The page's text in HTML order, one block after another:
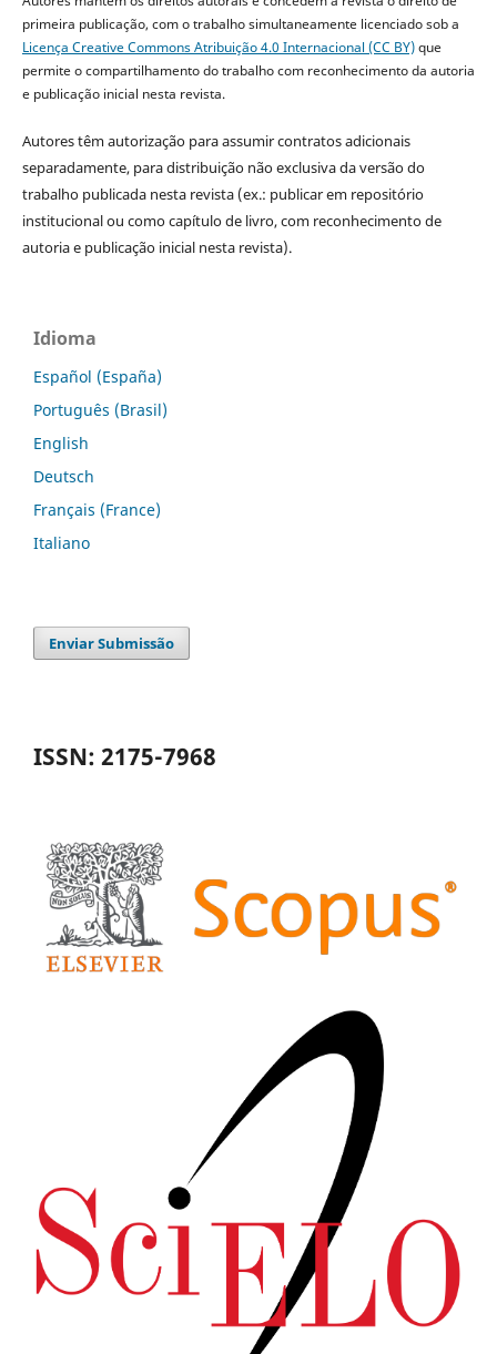
primeira publicação, com o trabalho simultaneamente licenciado sob a
Licença Creative Commons Atribuição 4.0 Internacional (CC BY)que
permite o compartilhamento do trabalho com reconhecimento da autoria
e publicação inicial nesta revista.
Autores têm autorização para assumir contratos adicionais
separadamente, para distribuição não exclusiva da versão do
trabalho publicada nesta revista (ex.: publicar em repositório
institucional ou como capítulo de livro, com reconhecimento de
autoria e publicação inicial nesta revista).
Idioma
Español (España)
Português (Brasil)
English
Deutsch
Français (France)
Italiano
Enviar Submissão
ISSN: 2175-7968